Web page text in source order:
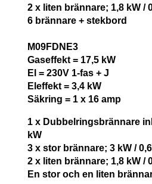
2 x liten brännare; 1,8 kW /
6 brännare + stekbord
M09FDNE3
Gaseffekt = 17,5 kW
El = 230V 1-fas + J
Eleffekt = 3,4 kW
Säkring = 1 x 16 amp
1 x Dubbelringsbrännare
kW
3 x stor brännare; 3 kW /
2 x liten brännare; 1,8 kW /
En stor och en liten